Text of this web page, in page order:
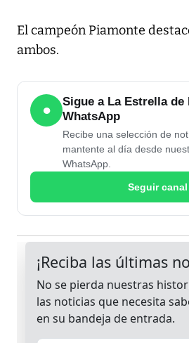
El campeón Piamonte
ambos.
●
Sigue a La Estrella de
WhatsApp
Recibe una selección de
mantente al día desde
WhatsApp.
Seguir canal